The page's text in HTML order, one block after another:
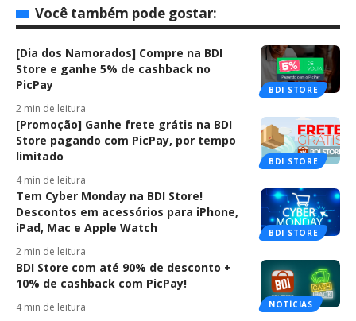
Você também pode gostar:
BDI STORE
[Dia dos Namorados] Compre na BDI
Store e ganhe 5% de cashback no
PicPay
2 min de leitura
BDI STORE
[Promoção] Ganhe frete grátis na BDI
Store pagando com PicPay, por tempo
limitado
4 min de leitura
BDI STORE
Tem Cyber Monday na BDI Store!
Descontos em acessórios para iPhone,
iPad, Mac e Apple Watch
2 min de leitura
NOTÍCIAS
BDI Store com até 90% de desconto +
10% de cashback com PicPay!
4 min de leitura